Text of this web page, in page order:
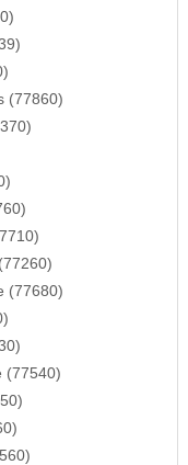
(77860)
(77680)
(77540)